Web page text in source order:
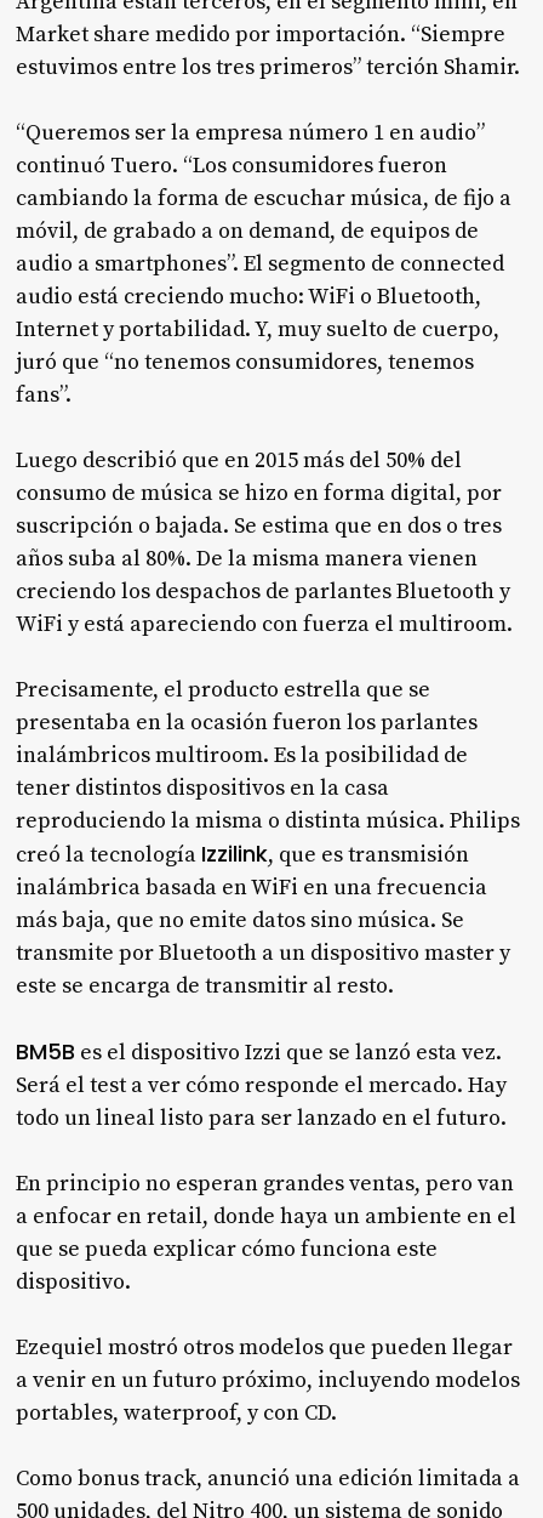
Market share medido por importación. “Siempre
estuvimos entre los tres primeros” terción Shamir.
“Queremos ser la empresa número 1 en audio”
continuó Tuero. “Los consumidores fueron
cambiando la forma de escuchar música, de fijo a
móvil, de grabado a on demand, de equipos de
audio a smartphones”. El segmento de connected
audio está creciendo mucho: WiFi o Bluetooth,
Internet y portabilidad. Y, muy suelto de cuerpo,
juró que “no tenemos consumidores, tenemos
fans”.
Luego describió que en 2015 más del 50% del
consumo de música se hizo en forma digital, por
suscripción o bajada. Se estima que en dos o tres
años suba al 80%. De la misma manera vienen
creciendo los despachos de parlantes Bluetooth y
WiFi y está apareciendo con fuerza el multiroom.
Precisamente, el producto estrella que se
presentaba en la ocasión fueron los parlantes
inalámbricos multiroom. Es la posibilidad de
tener distintos dispositivos en la casa
reproduciendo la misma o distinta música. Philips
creó la tecnología Izzilink, que es transmisión
inalámbrica basada en WiFi en una frecuencia
más baja, que no emite datos sino música. Se
transmite por Bluetooth a un dispositivo master y
este se encarga de transmitir al resto.
BM5B es el dispositivo Izzi que se lanzó esta vez.
Será el test a ver cómo responde el mercado. Hay
todo un lineal listo para ser lanzado en el futuro.
En principio no esperan grandes ventas, pero van
a enfocar en retail, donde haya un ambiente en el
que se pueda explicar cómo funciona este
dispositivo.
Ezequiel mostró otros modelos que pueden llegar
a venir en un futuro próximo, incluyendo modelos
portables, waterproof, y con CD.
Como bonus track, anunció una edición limitada a
500 unidades, del Nitro 400, un sistema de sonido